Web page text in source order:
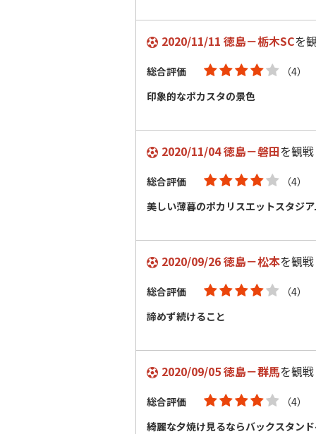
2020/11/11 徳島－栃木SCを
総合評価
（4）
印象的なポカスタの景色
2020/11/04 徳島－磐田を観戦
総合評価
（4）
美しい薄暮のポカリスエットスタジ
2020/09/26 徳島－松本を観戦
総合評価
（4）
諦めず続けること
2020/09/05 徳島－群馬を観戦
総合評価
（4）
綺麗な夕焼け見るならバックスタン